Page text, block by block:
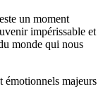
un moment
impérissable et
monde qui nous
émotionnels majeurs